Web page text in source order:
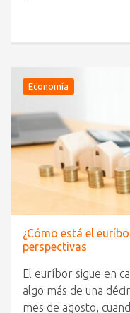
Economía
¿Cómo está el
perspectivas
El euríbor sigue en
algo más de una
mes de agosto,